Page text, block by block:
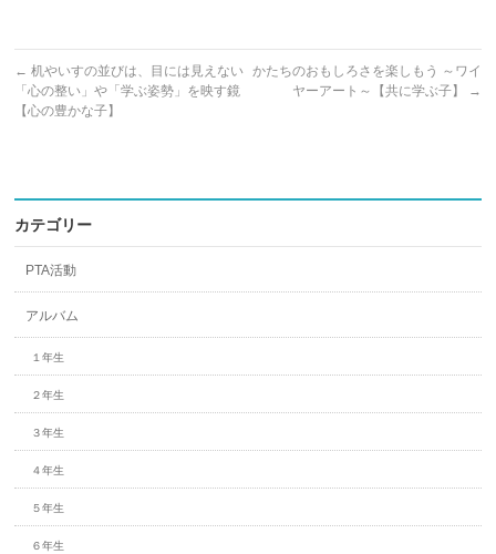
← 机やいすの並びは、目には見えない
「心の整い」や「学ぶ姿勢」を映す鏡
【心の豊かな子】
かたちのおもしろさを楽しもう ～ワイ
ヤーアート～【共に学ぶ子】
→
カテゴリー
PTA活動
アルバム
１年生
２年生
３年生
４年生
５年生
６年生